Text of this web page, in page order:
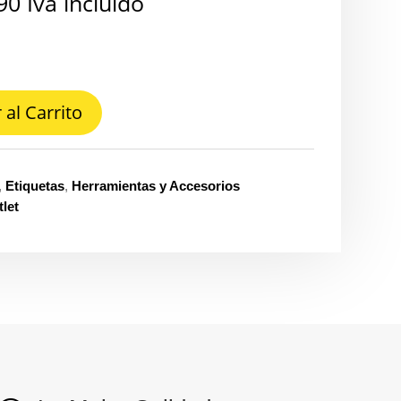
al Carrito
, Etiquetas, Herramientas y Accesorios